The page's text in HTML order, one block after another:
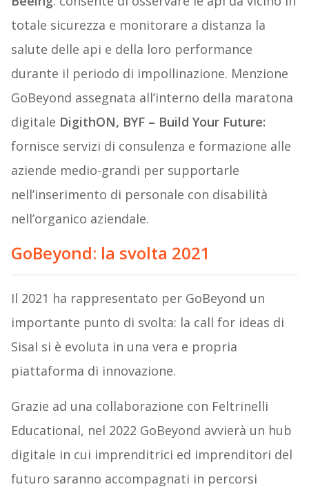
totale sicurezza e monitorare a distanza la
salute delle api e della loro performance
durante il periodo di impollinazione. Menzione
GoBeyond assegnata all’interno della maratona
digitale DigithON, BYF – Build Your Future:
fornisce servizi di consulenza e formazione alle
aziende medio-grandi per supportarle
nell’inserimento di personale con disabilità
nell’organico aziendale.
GoBeyond: la svolta 2021
Il 2021 ha rappresentato per GoBeyond un
importante punto di svolta: la call for ideas di
Sisal si è evoluta in una vera e propria
piattaforma di innovazione.
Grazie ad una collaborazione con Feltrinelli
Educational, nel 2022 GoBeyond avvierà un hub
digitale in cui imprenditrici ed imprenditori del
futuro saranno accompagnati in percorsi